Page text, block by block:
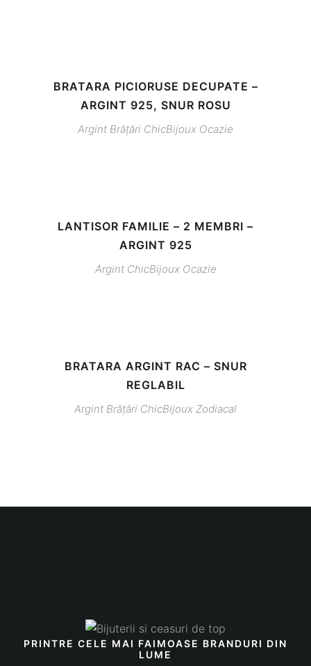
BRATARA PICIORUSE DECUPATE –
ARGINT 925, SNUR ROSU
Argint Brățări ChicBijoux Ocazie
LANTISOR FAMILIE – 2 MEMBRI –
ARGINT 925
Argint ChicBijoux Ocazie
BRATARA ARGINT RAC – SNUR
REGLABIL
Argint Brățări ChicBijoux Zodiacal
PRINTRE CELE MAI FAIMOASE BRANDURI DIN
LUME